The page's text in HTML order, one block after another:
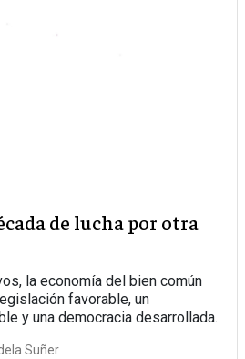
de lucha por otra
la economía del bien común
favorable, un
y una democracia desarrollada.
Suñer